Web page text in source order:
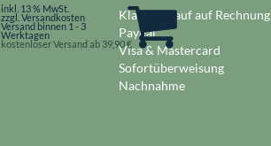
inkl. 13 % MwSt.
zzgl. Versandkosten
Versand binnen 1 - 3
Werktagen
kostenloser Versand ab 39,90 €
Klarna / Kauf auf Rechnung
Paypal
Visa & Mastercard
Sofortüberweisung
Nachnahme